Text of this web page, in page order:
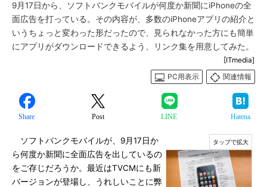
9月17日から、ソフトバンクモバイルが何度か新聞にiPhoneの全
面広告を打っている。その内容が、多数のiPhoneアプリの紹介と
いうちょっと変わった形だったので、見られなかった方にも簡単
にアプリがダウンロードできるよう、リンク集を用意してみた。
[ITmedia]
PC用表示
関連情報
Share Post LINE Hatena
ソフトバンクモバイルが、9月17日か
ら何度か新聞に全面広告を出しているの
をご存じだろうか。最近はTVCMにも新
バージョンが登場し、うれしいことに弊